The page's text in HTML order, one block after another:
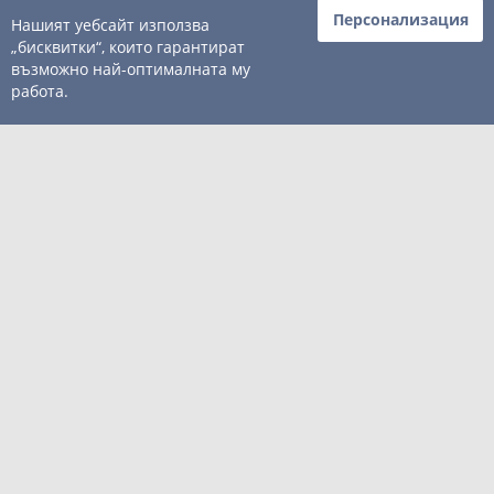
КОНСУМАТИВИ
ТВ/АУДИО/ФОТО
АКСЕСОАРИ
Нашият уебсайт използва
„бисквитки“, които гарантират
възможно най-оптималната му
работа.
Персонализация